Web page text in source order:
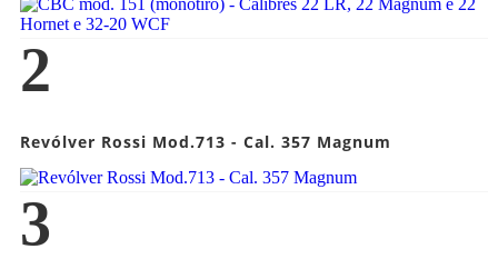
2
Revólver Rossi Mod.713 - Cal. 357 Magnum
3